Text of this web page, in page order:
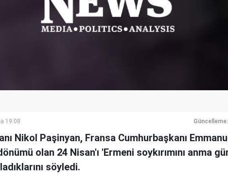
19:08 Güncelleme:
Nikol Paşinyan, Fransa Cumhurbaşkanı
olan 24 Nisan'ı 'Ermeni soykırımını anma
söyledi.